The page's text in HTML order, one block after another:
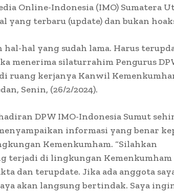
Online-Indonesia (IMO) Sumatera
yang terbaru (update) dan bukan
hal-hal yang sudah lama. Harus
menerima silaturrahim Pengurus
ruang kerjanya Kanwil
Senin, (26/2/2024).
DPW IMO-Indonesia Sumut
informasi yang benar
Kemenkumham. “Silahkan
terjadi di lingkungan Kemenkumham
dan terupdate. Jika ada anggota
akan langsung bertindak. Saya